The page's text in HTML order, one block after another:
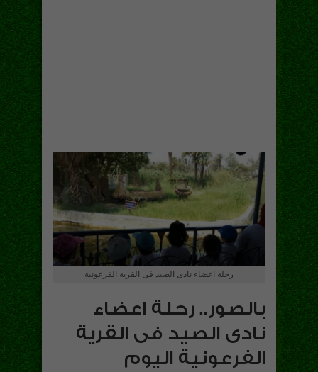
رحلة اعضاء نادى الصيد فى القرية الفرعونية
بالصور.. رحلة اعضاء
نادى الصيد فى القرية
الفرعونية اليوم